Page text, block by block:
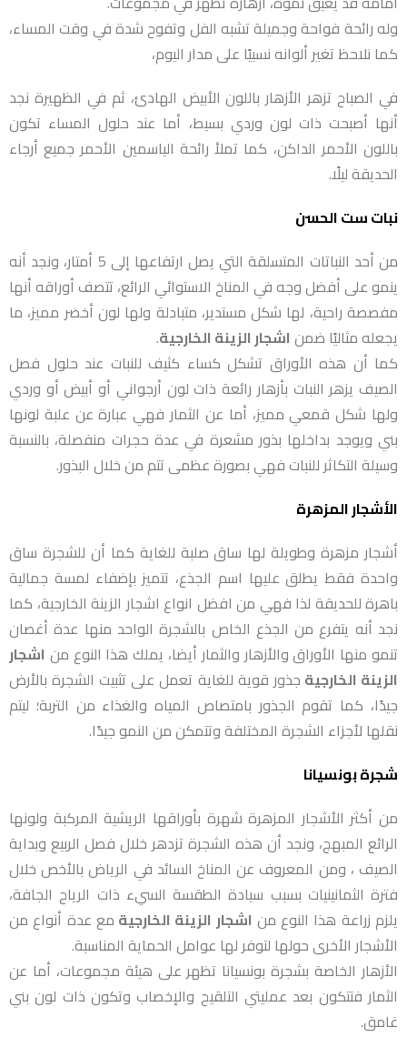
وله رائحة فواحة وجميلة تشبه الفل وتفوح شدة في وقت المساء،
كما نلاحظ تغير ألوانه نسبيًا على مدار اليوم،
في الصباح تزهر الأزهار باللون الأبيض الهادئ، ثم في الظهيرة نجد
أنها أصبحت ذات لون وردي بسيط، أما عند حلول المساء تكون
باللون الأحمر الداكن، كما تملأ رائحة الياسمين الأحمر جميع أرجاء
الحديقة ليلًا.
نبات ست الحسن
من أحد النباتات المتسلقة التي يصل ارتفاعها إلى 5 أمتار، ونجد أنه
ينمو على أفضل وجه في المناخ الاستوائي الرائع، تتصف أوراقه أنها
مفصصة راحية، لها شكل مستدير، متبادلة ولها لون أخضر مميز، ما
يجعله مثاليًا ضمن اشجار الزينة الخارجية.
كما أن هذه الأوراق تشكل كساء كثيف للنبات عند حلول فصل
الصيف يزهر النبات بأزهار رائعة ذات لون أرجواني أو أبيض أو وردي
ولها شكل قمعي مميز، أما عن الثمار فهي عبارة عن علبة لونها
بني ويوجد بداخلها بذور مشعرة في عدة حجرات منفصلة، بالنسبة
وسيلة التكاثر للنبات فهي بصورة عظمى تتم من خلال البذور.
الأشجار المزهرة
أشجار مزهرة وطويلة لها ساق صلبة للغاية كما أن للشجرة ساق
واحدة فقط يطلق عليها اسم الجذع، تتميز بإضفاء لمسة جمالية
باهرة للحديقة لذا فهي من افضل انواع اشجار الزينة الخارجية، كما
نجد أنه يتفرع من الجذع الخاص بالشجرة الواحد منها عدة أغصان
تنمو منها الأوراق والأزهار والثمار أيضا، يملك هذا النوع من اشجار
الزينة الخارجية جذور قوية للغاية تعمل على تثبيت الشجرة بالأرض
جيدًا، كما تقوم الجذور بامتصاص المياه والغذاء من التربة؛ ليتم
نقلها لأجزاء الشجرة المختلفة وتتمكن من النمو جيدًا.
شجرة بونسيانا
من أكثر الأشجار المزهرة شهرة بأوراقها الريشية المركبة ولونها
الرائع المبهج، ونجد أن هذه الشجرة تزدهر خلال فصل الربيع وبداية
الصيف ، ومن المعروف عن المناخ السائد في الرياض بالأخص خلال
فترة الثمانينيات بسبب سيادة الطقسة السيء ذات الرياح الجافة،
يلزم زراعة هذا النوع من اشجار الزينة الخارجية مع عدة أنواع من
الأشجار الأخرى حولها لتوفر لها عوامل الحماية المناسبة.
الأزهار الخاصة بشجرة بونسيانا تظهر على هيئة مجموعات، أما عن
الثمار فتتكون بعد عمليتي التلقيح والإخصاب وتكون ذات لون بني
غامق.